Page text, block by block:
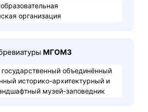
организация
МГОМЗ
объединённый
историко-архитектурный и
музей-заповедник